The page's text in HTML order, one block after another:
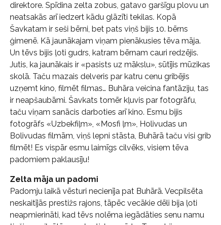
direktore. Spīdina zelta zobus, gatavo garšīgu plovu un
neatsakās arī iedzert kādu glāzīti tekilas. Kopā
Šavkatam ir seši bērni, bet pats viņš bijis 10. bērns
ģimenē. Kā jaunākajam viņam pienākusies tēva māja.
Un tēvs bijis ļoti gudrs, katram bērnam cauri redzējis.
Jutis, ka jaunākais ir «pasists uz mākslu», sūtījis mūzikas
skolā. Taču mazais delveris par katru cenu gribējis
uzņemt kino, filmēt filmas… Buhāra veicina fantāziju, tas
ir neapšaubāmi. Šavkats tomēr kļuvis par fotogrāfu,
taču viņam sanācis darboties arī kino. Esmu bijis
fotogrāfs «Uzbekfiļm», «Mosfi ļm», Holivudas un
Bolivudas filmām, viņš lepni stāsta, Buhārā taču visi grib
filmēt! Es vispār esmu laimīgs cilvēks, visiem tēva
padomiem paklausīju!
Zelta māja un padomi
Padomju laikā vēsturi necienīja pat Buhārā. Vecpilsēta
neskaitījās prestižs rajons, tāpēc vecākie dēli bija ļoti
neapmierināti, kad tēvs nolēma iegādāties senu namu